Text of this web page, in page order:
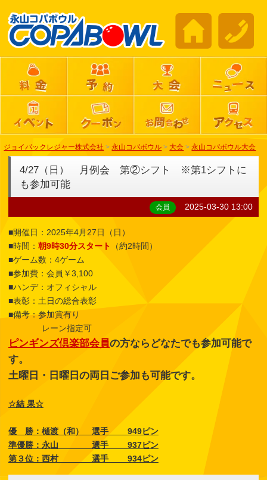
ジョイパックレジャー株式会社 > 永山コパボウル > 大会 > 永山コパボウル大会
4/27（日） 月例会 第②シフト ※第1シフトに
も参加可能
会員 2025-03-30 13:00
■開催日：2025年4月27日（日）
■時間： 朝9時30分スタート
（約2時間）
■ゲーム数：4ゲーム
■参加費：会員￥3,100
■ハンデ：オフィシャル
■表彰：土日の総合表彰
■備考：参加賞有り
レーン指定可
ピンギンズ倶楽部会員の方ならどなたでも参加可能で
す。
土曜日・日曜日の両日ご参加も可能です。
☆結 果☆
優 勝：樋渡（和） 選手 949ピン
準優勝：永山 選手 937ピン
第３位：西村 選手 934ピン